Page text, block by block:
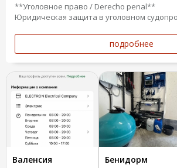
**Уголовное право / Derecho penal**
Юридическая защита в уголовном
подробнее
Валенсия Бенидорм